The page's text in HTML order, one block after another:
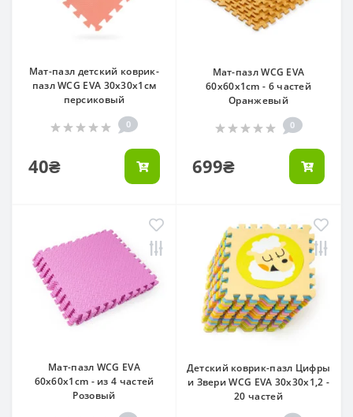
Мат-пазл детский коврик-
пазл WCG EVA 30х30х1см
персиковый
0
40₴
Мат-пазл WCG EVA
60х60х1cm - 6 частей
Оранжевый
0
699₴
Мат-пазл WCG EVA
60х60х1cm - из 4 частей
Розовый
Детский коврик-пазл Цифры
и Звери WCG EVA 30х30х1,2 -
20 частей